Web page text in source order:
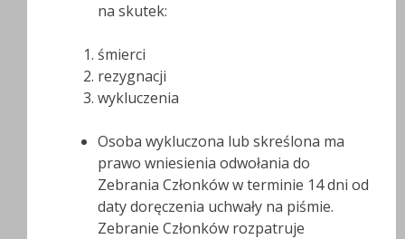
na skutek:
śmierci
rezygnacji
wykluczenia
Osoba wykluczona lub skreślona ma
prawo wniesienia odwołania do
Zebrania Członków w terminie 14 dni od
daty doręczenia uchwały na piśmie.
Zebranie Członków rozpatruje